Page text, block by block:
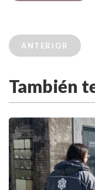
ANTERIOR
También